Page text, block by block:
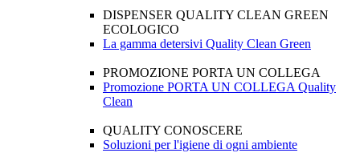
DISPENSER QUALITY CLEAN GREEN
ECOLOGICO
La gamma detersivi Quality Clean Green
PROMOZIONE PORTA UN COLLEGA
Promozione PORTA UN COLLEGA Quality
Clean
QUALITY CONOSCERE
Soluzioni per l'igiene di ogni ambiente